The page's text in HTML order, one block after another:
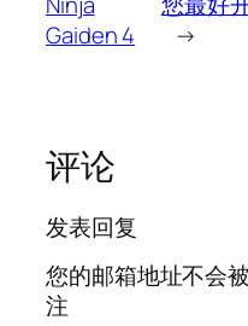
Gaiden 4
→
评论
发表回复
您的邮箱地址不会被
注